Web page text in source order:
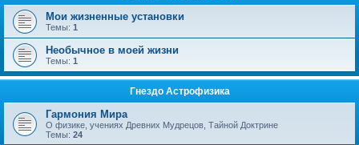
Мои жизненные установки
Темы: 1
Необычное в моей жизни
Темы: 1
Гнездо Астрофизика
Гармония Мира
О физике, учениях Древних Мудрецов, Тайной Доктрине
Темы: 24